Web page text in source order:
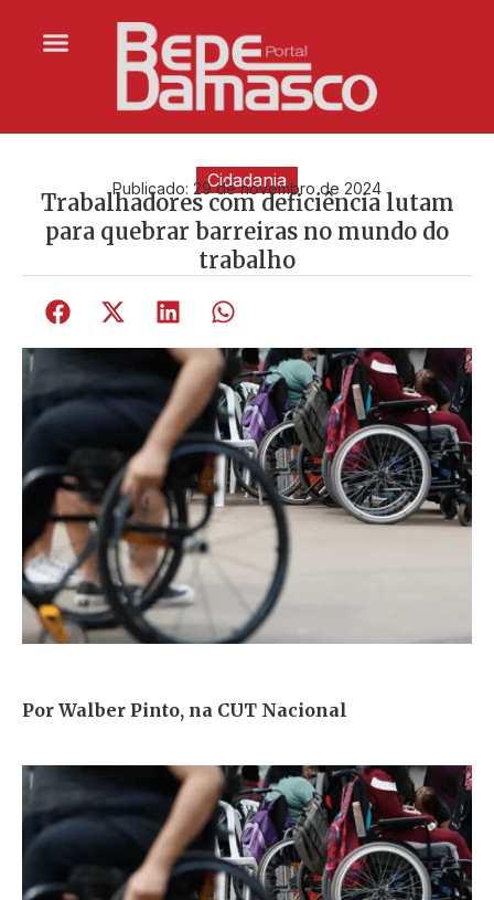
Cidadania
Publicado: 29 de novembro de 2024
Trabalhadores com deficiência lutam
para quebrar barreiras no mundo do
trabalho
Por Walber Pinto, na CUT Nacional